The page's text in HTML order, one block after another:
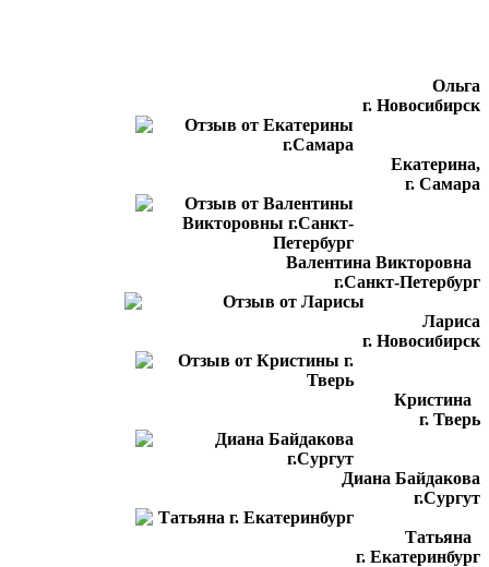
Ольга
г. Новосибирск
Екатерина,
г. Самара
Валентина Викторовна
г.Санкт-Петербург
Лариса
г. Новосибирск
Кристина
г. Тверь
Диана Байдакова
г.Сургут
Татьяна
г. Екатеринбург